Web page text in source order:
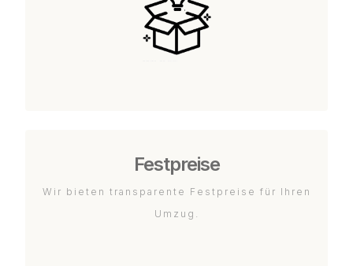
Festpreise
Wir bieten transparente Festpreise für Ihren
Umzug.